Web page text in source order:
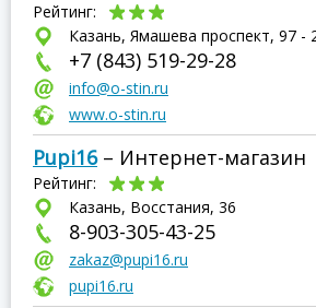
Рейтинг:
Казань, Ямашева проспект, 97 -
+7 (843) 519-29-28
info@o-stin.ru
www.o-stin.ru
Pupi16– Интернет-магазин
Рейтинг:
Казань, Восстания, 36
8-903-305-43-25
zakaz@pupi16.ru
pupi16.ru